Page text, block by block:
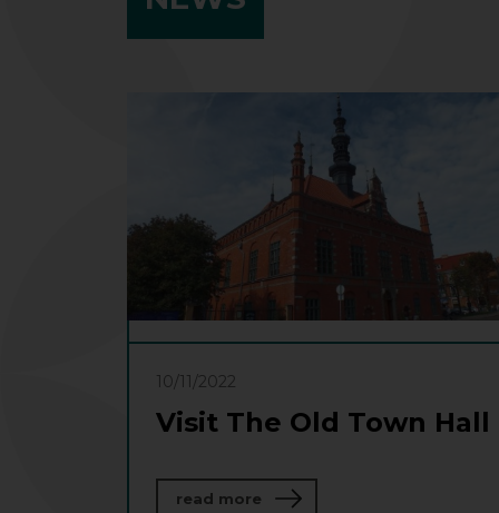
10/11/2022
Visit The Old Town Hall
read more about Visit The Old Town